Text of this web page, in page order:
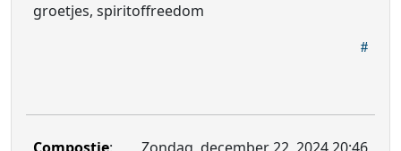
groetjes, spiritoffreedom